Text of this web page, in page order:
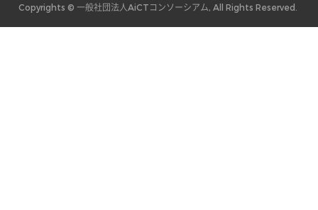
Copyrights © 一般社団法人AiCTコンソーシアム, All Rights Reserved.